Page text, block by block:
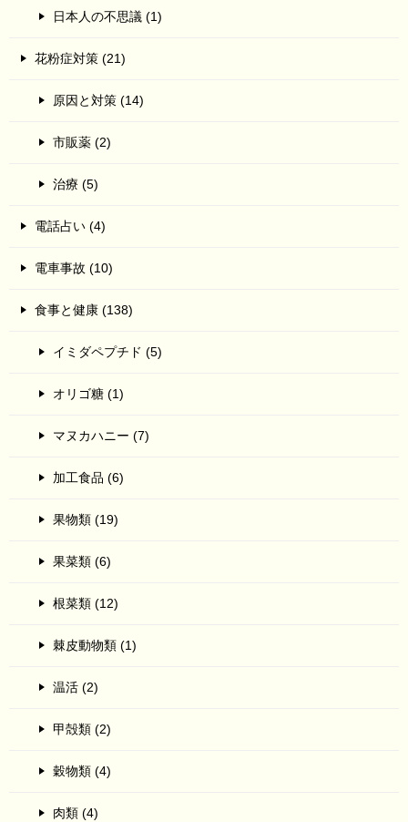
日本人の不思議 (1)
花粉症対策 (21)
原因と対策 (14)
市販薬 (2)
治療 (5)
電話占い (4)
電車事故 (10)
食事と健康 (138)
イミダペプチド (5)
オリゴ糖 (1)
マヌカハニー (7)
加工食品 (6)
果物類 (19)
果菜類 (6)
根菜類 (12)
棘皮動物類 (1)
温活 (2)
甲殻類 (2)
穀物類 (4)
肉類 (4)